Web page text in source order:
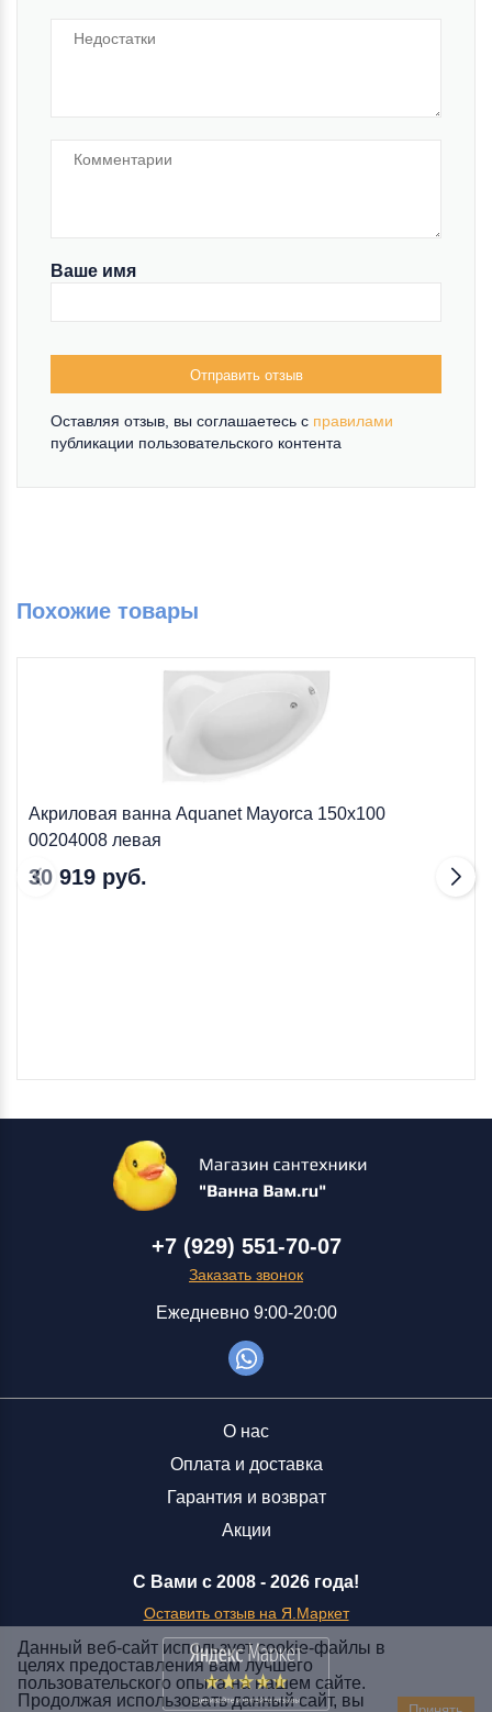
Ваше имя
Отправить отзыв
Оставляя отзыв, вы соглашаетесь c правилами
публикации пользовательского контента
Похожие товары
Акриловая ванна Aquanet Mayorca 150x100
00204008 левая
30 919 руб.
+7 (929) 551-70-07
Заказать звонок
Ежедневно 9:00-20:00
С Вами с 2008 - 2026 года!
Оставить отзыв на Я.Маркет
О нас
Оплата и доставка
Гарантия и возврат
Акции
Заказать звонок
Данный веб-сайт использует cookie-файлы в
целях предоставления вам лучшего
пользовательского опыта на нашем сайте.
Продолжая использовать данный сайт, вы